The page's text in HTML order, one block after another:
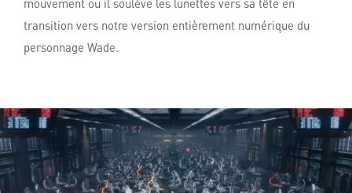
mouvement où il soulève les lunettes vers sa tête en
transition vers notre version entièrement numérique du
personnage Wade.